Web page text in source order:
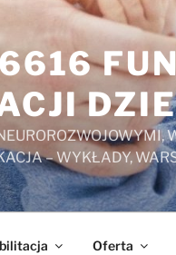
– WYKŁADY,
Oferta